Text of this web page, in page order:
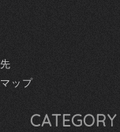
ップ
CATEGORY